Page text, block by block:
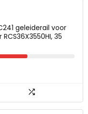
geleiderail voor
35